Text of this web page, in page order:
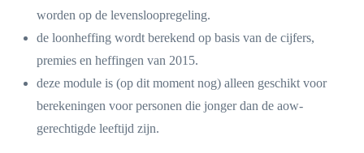
worden op de levensloopregeling.
de loonheffing wordt berekend op basis van de cijfers,
premies en heffingen van 2015.
deze module is (op dit moment nog) alleen geschikt voor
berekeningen voor personen die jonger dan de aow-
gerechtigde leeftijd zijn.